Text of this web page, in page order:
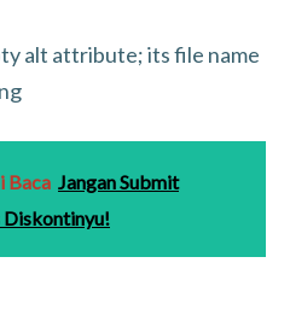
Baca Jangan Submit
Diskontinyu!